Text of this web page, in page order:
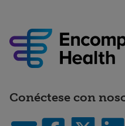
Conéctese con